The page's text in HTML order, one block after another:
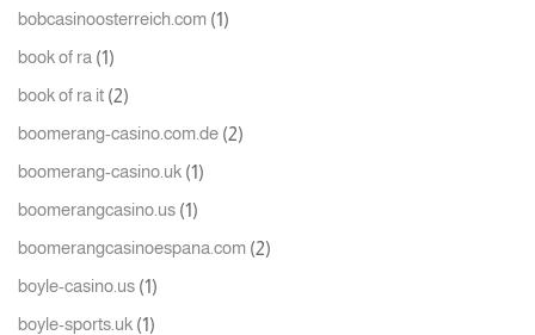
bobcasinoosterreich.com (1)
book of ra (1)
book of ra it (2)
boomerang-casino.com.de (2)
boomerang-casino.uk (1)
boomerangcasino.us (1)
boomerangcasinoespana.com (2)
boyle-casino.us (1)
boyle-sports.uk (1)